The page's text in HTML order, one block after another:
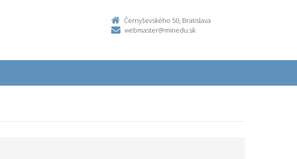
Černyševského 50, Bratislava
webmaster@minedu.sk